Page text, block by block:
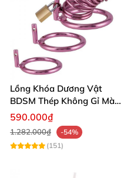
Lồng Khóa Dương Vật
BDSM Thép Không Gỉ Màu
Hồng Kèm 3 Cỡ Vòng
590.000₫
1.282.000₫
-54%
(151)